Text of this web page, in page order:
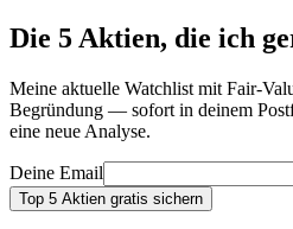
Die 5 Aktien, die ich
Meine aktuelle Watchlist mit Fair-
Begründung — sofort in deinem
eine neue Analyse.
Deine Email
Top 5 Aktien gratis sichern